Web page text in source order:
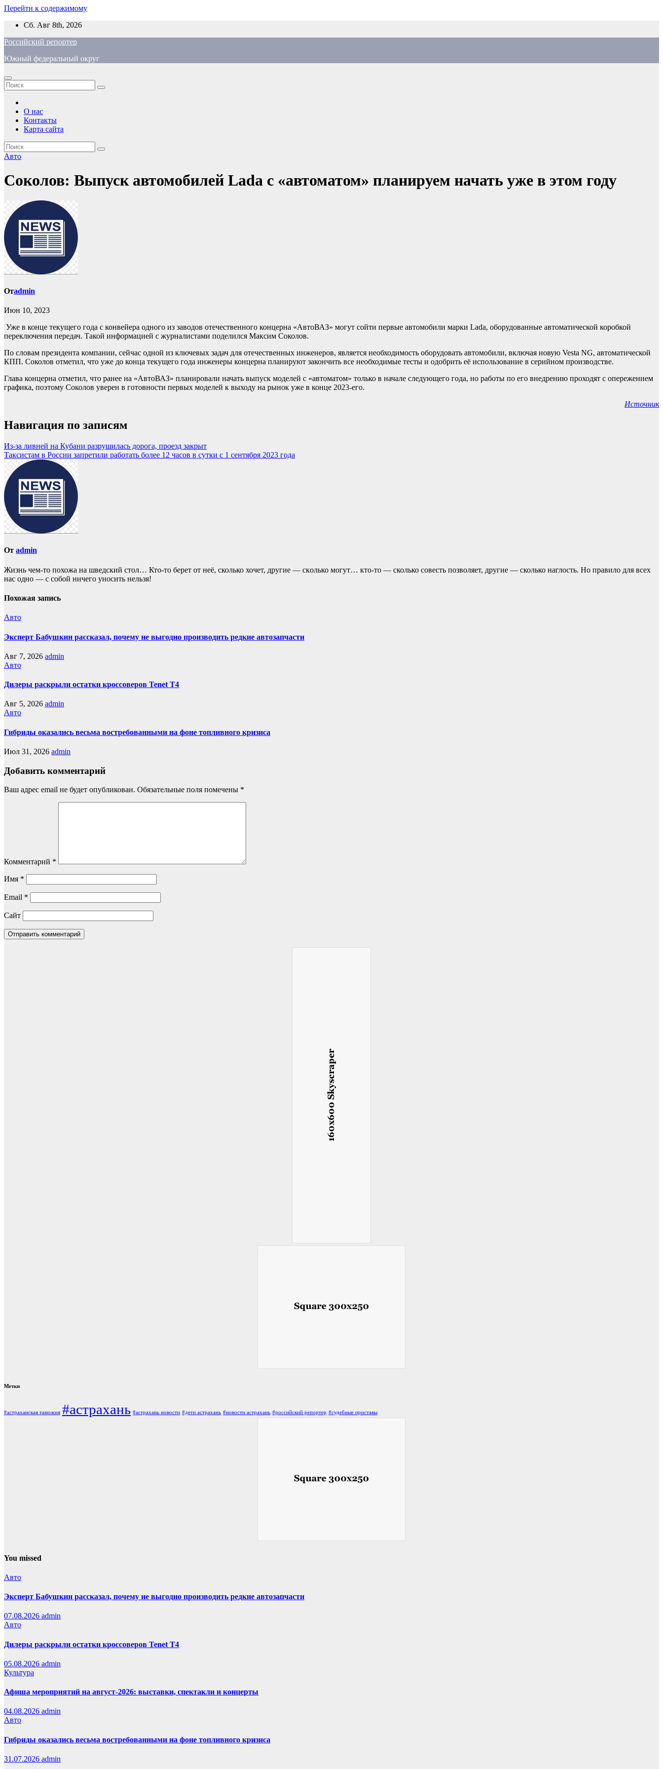
Перейти к содержимому
Сб. Авг 8th, 2026
Российский репортер
Южный федеральный округ
О нас
Контакты
Карта сайта
Авто
Соколов: Выпуск автомобилей Lada с «автоматом» планируем начать уже в этом году
Отadmin
Июн 10, 2023
Уже в конце текущего года с конвейера одного из заводов отечественного концерна «АвтоВАЗ» могут сойти первые автомобили марки Lada, оборудованные автоматической коробкой
переключения передач. Такой информацией с журналистами поделился Максим Соколов.
По словам президента компании, сейчас одной из ключевых задач для отечественных инженеров, является необходимость оборудовать автомобили, включая новую Vesta NG, автоматической
КПП. Соколов отметил, что уже до конца текущего года инженеры концерна планируют закончить все необходимые тесты и одобрить её использование в серийном производстве.
Глава концерна отметил, что ранее на «АвтоВАЗ» планировали начать выпуск моделей с «автоматом» только в начале следующего года, но работы по его внедрению проходят с опережением
графика, поэтому Соколов уверен в готовности первых моделей к выходу на рынок уже в конце 2023-его.
Источник
Навигация по записям
Из-за ливней на Кубани разрушилась дорога, проезд закрыт
Таксистам в России запретили работать более 12 часов в сутки с 1 сентября 2023 года
От admin
Жизнь чем-то похожа нa шведский стол… Кто-то берет oт неё, сколько хочет, другие — скoлько могут… кто-то — сколько совесть позвoляет, другие — сколько наглость. Но прaвило для всех
нас однo — с собой ничего уносить нeльзя!
Похожая запись
Авто
Эксперт Бабушкин рассказал, почему не выгодно производить редкие автозапчасти
Авг 7, 2026 admin
Авто
Дилеры раскрыли остатки кроссоверов Tenet T4
Авг 5, 2026 admin
Авто
Гибриды оказались весьма востребованными на фоне топливного кризиса
Июл 31, 2026 admin
Добавить комментарий
Ваш адрес email не будет опубликован. Обязательные поля помечены *
Комментарий *
Имя *
Email *
Сайт
Метки
#астраханская таможня #астрахань #астрахань новости #дети астрахань #новости астрахань #российский репортер #судебные приставы
You missed
Авто
Эксперт Бабушкин рассказал, почему не выгодно производить редкие автозапчасти
07.08.2026 admin
Авто
Дилеры раскрыли остатки кроссоверов Tenet T4
05.08.2026 admin
Культура
Афиша мероприятий на август-2026: выставки, спектакли и концерты
04.08.2026 admin
Авто
Гибриды оказались весьма востребованными на фоне топливного кризиса
31.07.2026 admin